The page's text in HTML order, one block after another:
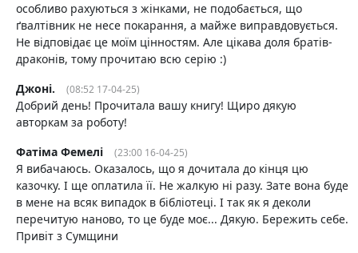
особливо рахуються з жінками, не подобається, що
ґвалтівник не несе покарання, а майже виправдовується.
Не відповідає це моїм цінностям. Але цікава доля братів-
драконів, тому прочитаю всю серію :)
Джоні.
(08:52 17-04-25)
Добрий день! Прочитала вашу книгу! Щиро дякую
авторкам за роботу!
Фатіма Фемелі
(23:00 16-04-25)
Я вибачаюсь. Оказалось, що я дочитала до кінця цю
казочку. І ще оплатила її. Не жалкую ні разу. Зате вона буде
в мене на всяк випадок в бібліотеці. І так як я деколи
перечитую наново, то це буде моє... Дякую. Бережить себе.
Привіт з Сумщини